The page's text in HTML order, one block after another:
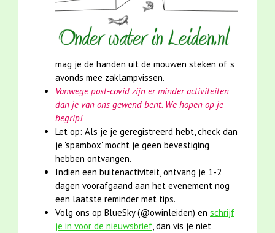
mag je de handen uit de mouwen steken of 's
avonds mee zaklampvissen.
Vanwege post-covid zijn er minder activiteiten
dan je van ons gewend bent. We hopen op je
begrip!
Let op: Als je je geregistreerd hebt, check dan
je 'spambox' mocht je geen bevestiging
hebben ontvangen.
Indien een buitenactiviteit, ontvang je 1-2
dagen voorafgaand aan het evenement nog
een laatste reminder met tips.
Volg ons op BlueSky (@owinleiden) en schrijf
je in voor de nieuwsbrief, dan vis je niet